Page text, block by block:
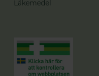
Läkemedel